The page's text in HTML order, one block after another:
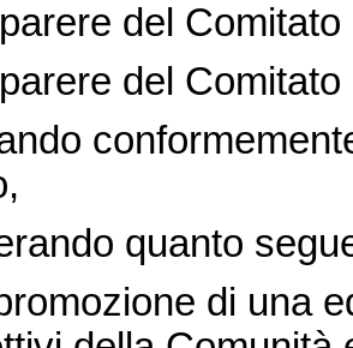
del
del
quanto
di una